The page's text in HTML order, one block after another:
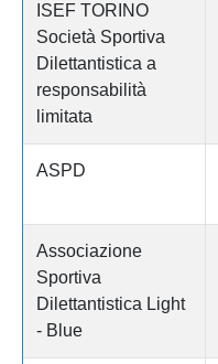
ISEF TORINO
Società Sportiva
Dilettantistica a
responsabilità
limitata
ASPD
Associazione
Sportiva
Dilettantistica Light
- Blue